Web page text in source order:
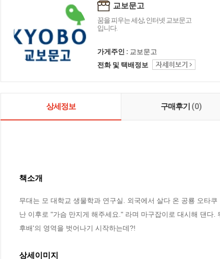
교보문고
꿈을 피우는 세상, 인터넷 교보문고
입니다.
가게주인 : 교보문고
전화 및 택배정보
상세정보 구매후기 (0)
책소개
무대는 모 대학교 생물학과 연구실. 외국에서 살다 온 공룡 오타
난 이후로 "가슴 만지게 해주세요." 라며 마구잡이로 대시해 댄다
후배'의 영역을 벗어나기 시작하는데?!
상세이미지